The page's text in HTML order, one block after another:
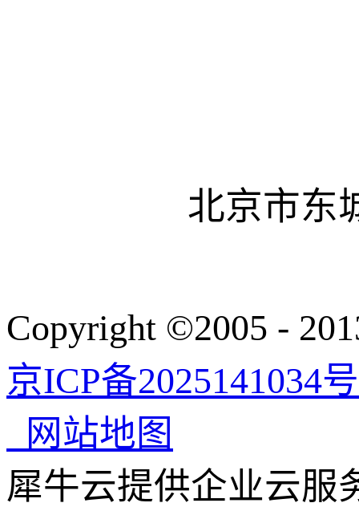
北京市东
Copyright ©2005 -
京ICP备2025141034
网站地图
犀牛云提供企业云服